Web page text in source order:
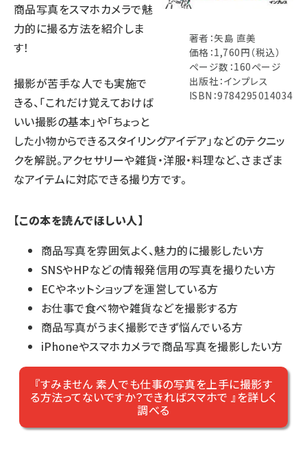
著者：矢島 直美
価格：1,760円（税込）
ページ数：160ページ
出版社：インプレス
ISBN：9784295014034
商品写真をスマホカメラで魅
力的に撮る方法を紹介しま
す！
撮影が苦手な人でも実施で
きる、「これだけ覚えておけば
いい撮影の基本」や「ちょっと
した小物からできるスタイリングアイデア」などのテクニッ
クを解説。アクセサリーや雑貨・洋服・料理など、さまざま
なアイテムに対応できる撮り方です。
【この本を読んでほしい人】
商品写真を雰囲気よく、魅力的に撮影したい方
SNSやHPなどの情報発信用の写真を撮りたい方
ECやネットショップを運営している方
お仕事で食べ物や雑貨などを撮影する方
商品写真がうまく撮影できず悩んでいる方
iPhoneやスマホカメラで商品写真を撮影したい方
『すみません 素人でも仕事の写真を上手に撮影す
る方法ってないですか？できればスマホで 』を詳しく
調べる